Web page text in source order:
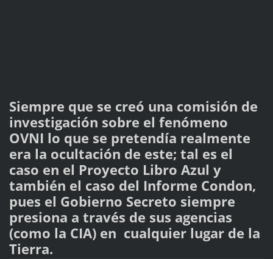
Siempre que se creó una comisión de
investigación sobre el fenómeno
OVNI lo que se pretendía realmente
era la ocultación de este; tal es el
caso en el Proyecto Libro Azul y
también el caso del Informe Condon,
pues el Gobierno Secreto siempre
presiona a través de sus agencias
(como la CIA) en cualquier lugar de la
Tierra.